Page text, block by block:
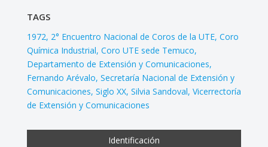
TAGS
1972 2° Encuentro Nacional de Coros de la UTE Coro
Química Industrial Coro UTE sede Temuco
Departamento de Extensión y Comunicaciones
Fernando Arévalo Secretaría Nacional de Extensión y
Comunicaciones Siglo XX Silvia Sandoval Vicerrectoría
de Extensión y Comunicaciones
Identificación